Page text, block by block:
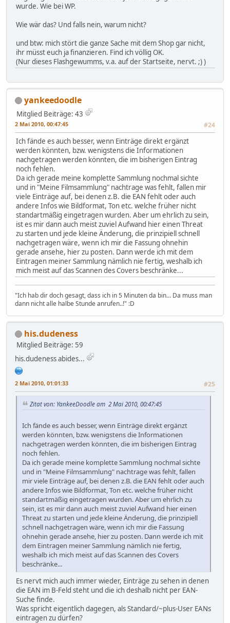
wurde. Wie bei WP.
Wie wär das? Und falls nein, warum nicht?
und btw: mich stört die ganze Sache mit dem Shop gar nicht,
ihr müsst euch ja finanzieren. Find ich völlig OK.
(Nur dieses Flashgewumms, v.a. auf der Startseite, nervt. ;) )
yankeedoodle
Mitglied Beiträge: 43
2 Mai 2010, 00:47:45 #24
Ich fände es auch besser, wenn Einträge direkt ergänzt
werden könnten, bzw. wenigstens die Informationen
nachgetragen werden könnten, die im bisherigen Eintrag
noch fehlen.
Da ich gerade meine komplette Sammlung nochmal sichte
und in "Meine Filmsammlung" nachtrage was fehlt, fallen mir
viele Einträge auf, bei denen z.B. die EAN fehlt oder auch
andere Infos wie Bildformat, Ton etc. welche früher nicht
standartmäßig eingetragen wurden. Aber um ehrlich zu sein,
ist es mir dann auch meist zuviel Aufwand hier einen Threat
zu starten und jede kleine Änderung, die prinzipiell schnell
nachgetragen wäre, wenn ich mir die Fassung ohnehin
gerade ansehe, hier zu posten. Dann werde ich mit dem
Eintragen meiner Sammlung nämlich nie fertig, weshalb ich
mich meist auf das Scannen des Covers beschränke...
"Ich hab dir doch gesagt, dass ich in 5 Minuten da bin... Da muss man
dann nicht alle halbe Stunde anrufen..!" :D
his.dudeness
Mitglied Beiträge: 59
his.dudeness abides...
2 Mai 2010, 01:01:33 #25
Zitat von: YankeeDoodle am 2 Mai 2010, 00:47:45
Ich fände es auch besser, wenn Einträge direkt ergänzt
werden könnten, bzw. wenigstens die Informationen
nachgetragen werden könnten, die im bisherigen Eintrag
noch fehlen.
Da ich gerade meine komplette Sammlung nochmal sichte
und in "Meine Filmsammlung" nachtrage was fehlt, fallen
mir viele Einträge auf, bei denen z.B. die EAN fehlt oder auch
andere Infos wie Bildformat, Ton etc. welche früher nicht
standartmäßig eingetragen wurden. Aber um ehrlich zu
sein, ist es mir dann auch meist zuviel Aufwand hier einen
Threat zu starten und jede kleine Änderung, die prinzipiell
schnell nachgetragen wäre, wenn ich mir die Fassung
ohnehin gerade ansehe, hier zu posten. Dann werde ich mit
dem Eintragen meiner Sammlung nämlich nie fertig,
weshalb ich mich meist auf das Scannen des Covers
beschränke...
Es nervt mich auch immer wieder, Einträge zu sehen in denen
die EAN im B-Feld steht und die ich deshalb nicht per EAN-
Suche finde.
Was spricht eigentlich dagegen, als Standard/~plus-User EANs
eintragen zu dürfen?